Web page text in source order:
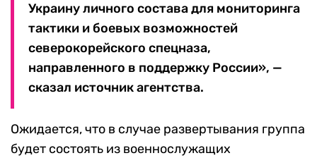
Украину личного состава для мониторинга
тактики и боевых возможностей
северокорейского спецназа,
направленного в поддержку России», —
сказал источник агентства.
Ожидается, что в случае развертывания группа
будет состоять из военнослужащих